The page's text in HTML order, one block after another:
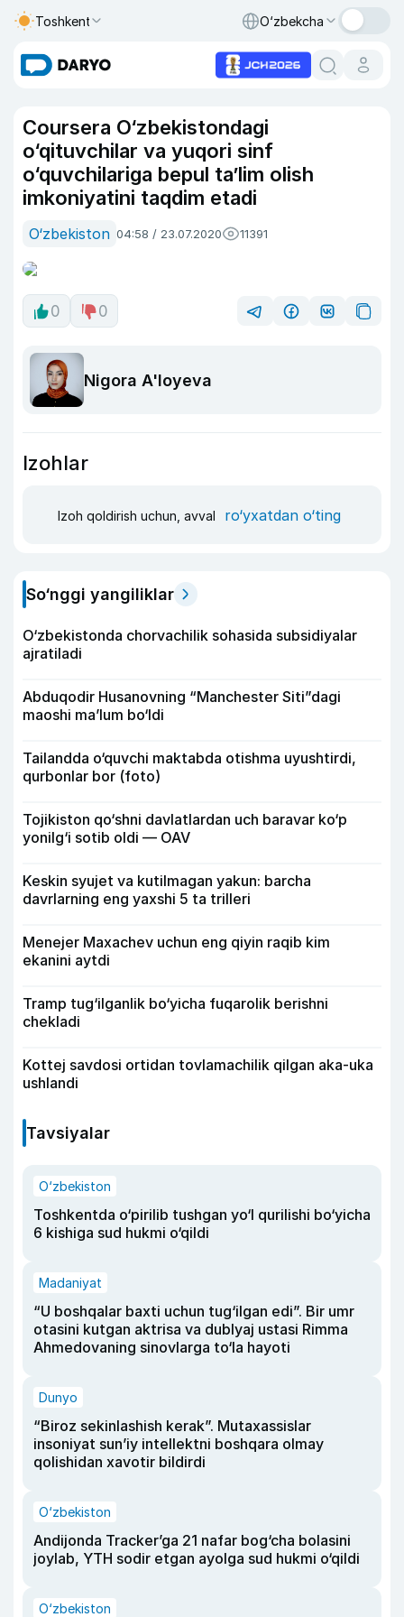
Toshkent O‘zbekcha
Coursera O‘zbekistondagi
o‘qituvchilar va yuqori sinf
o‘quvchilariga bepul ta’lim olish
imkoniyatini taqdim etadi
O‘zbekiston 04:58 / 23.07.2020 11391
0 0
Nigora A'loyeva
Izohlar
Izoh qoldirish uchun, avval ro‘yxatdan o‘ting
So‘nggi yangiliklar
O‘zbekistonda chorvachilik sohasida subsidiyalar
ajratiladi
Abduqodir Husanovning “Manchester Siti”dagi
maoshi ma’lum bo‘ldi
Tailandda o‘quvchi maktabda otishma uyushtirdi,
qurbonlar bor (foto)
Tojikiston qo‘shni davlatlardan uch baravar ko‘p
yonilg‘i sotib oldi — OAV
Keskin syujet va kutilmagan yakun: barcha
davrlarning eng yaxshi 5 ta trilleri
Menejer Maxachev uchun eng qiyin raqib kim
ekanini aytdi
Tramp tug‘ilganlik bo‘yicha fuqarolik berishni
chekladi
Kottej savdosi ortidan tovlamachilik qilgan aka-uka
ushlandi
Tavsiyalar
O‘zbekiston
Toshkentda o‘pirilib tushgan yo‘l qurilishi bo‘yicha
6 kishiga sud hukmi o‘qildi
Madaniyat
“U boshqalar baxti uchun tug‘ilgan edi”. Bir umr
otasini kutgan aktrisa va dublyaj ustasi Rimma
Ahmedovaning sinovlarga to‘la hayoti
Dunyo
“Biroz sekinlashish kerak”. Mutaxassislar
insoniyat sun’iy intellektni boshqara olmay
qolishidan xavotir bildirdi
O‘zbekiston
Andijonda Tracker’ga 21 nafar bog‘cha bolasini
joylab, YTH sodir etgan ayolga sud hukmi o‘qildi
O‘zbekiston